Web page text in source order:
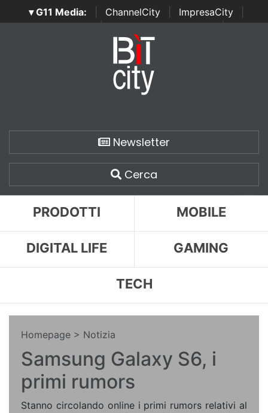
▾ G11 Media: ChannelCity ImpresaCity
SecurityOpenLab | Italian Channel Awards | Italian
Italian Security Awards
Newsletter
Cerca
PRODOTTI MOBILE
DIGITAL LIFE GAMING
TECH
Homepage > Notizia
Samsung Galaxy S6, i
primi rumors
Stanno circolando online i primi rumors relativi al